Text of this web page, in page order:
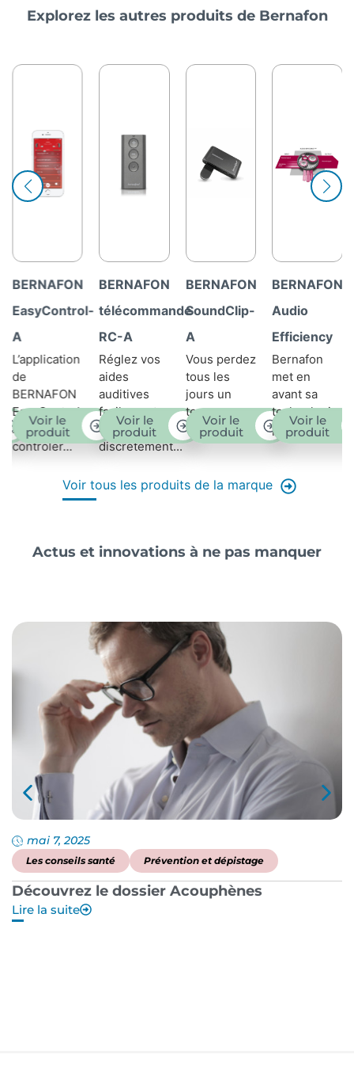
Explorez les autres produits de Bernafon
BERNAFON
télécommande
RC-A
Réglez vos
aides
auditives
facilement
et
discrètement...
Voir le
produit
BERNAFON
SoundClip-
A
Vous perdez
tous les
jours un
temps...
Voir le
produit
BERNAFON
Audio
Efficiency
Bernafon
met en
avant sa
technologie
phare...
Voir le
produit
BERNAFON
ChannelFree
Dans un
certains
phonèmes
sont
énoncés...
Voir le
produit
Voir tous les produits de la marque
Actus et innovations à ne pas manquer
mai 7, 2025
Les conseils santé Prévention et dépistage
Découvrez le dossier Acouphènes
Lire la suite